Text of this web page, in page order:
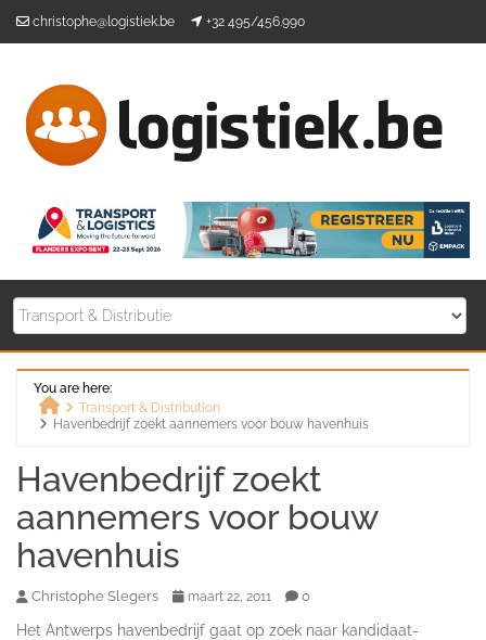
christophe@logistiek.be +32 495/456.990
You are here:
Home
Transport & Distribution
Havenbedrijf zoekt aannemers voor bouw havenhuis
Havenbedrijf zoekt
aannemers voor bouw
havenhuis
Christophe Slegers maart 22, 2011 0
Het Antwerps havenbedrijf gaat op zoek naar kandidaat-